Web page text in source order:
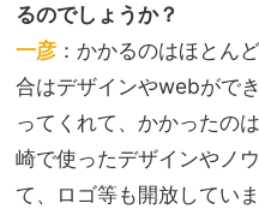
るのでしょうか？
一彦 ：かかるのはほとん
合はデザインやwebがで
ってくれて、かかったの
崎で使ったデザインやノ
て、ロゴ等も開放してい